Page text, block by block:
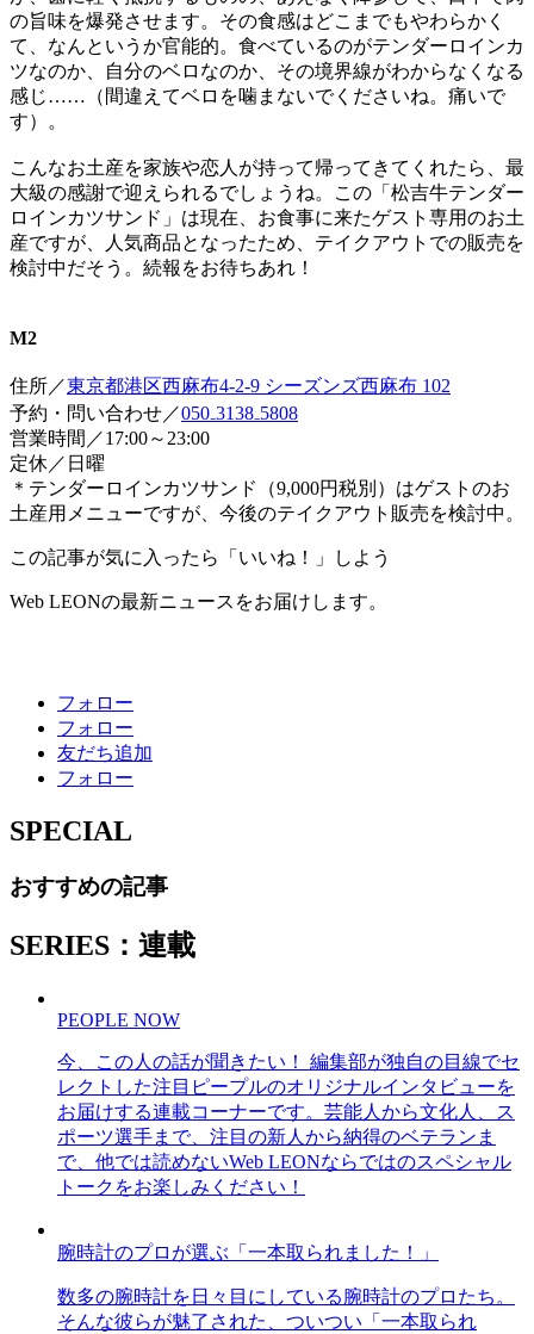
の旨味を爆発させます。その食感はどこまでもやわらかく
て、なんというか官能的。食べているのがテンダーロインカ
ツなのか、自分のベロなのか、その境界線がわからなくなる
感じ……（間違えてベロを噛まないでくださいね。痛いで
す）。
こんなお土産を家族や恋人が持って帰ってきてくれたら、最
大級の感謝で迎えられるでしょうね。この「松吉牛テンダー
ロインカツサンド」は現在、お食事に来たゲスト専用のお土
産ですが、人気商品となったため、テイクアウトでの販売を
検討中だそう。続報をお待ちあれ！
M2
住所／東京都港区西麻布4-2-9 シーズンズ西麻布 102
予約・問い合わせ／050₋3138₋5808
営業時間／17:00～23:00
定休／日曜
＊テンダーロインカツサンド（9,000円税別）はゲストのお
土産用メニューですが、今後のテイクアウト販売を検討中。
この記事が気に入ったら「いいね！」しよう
Web LEONの最新ニュースをお届けします。
フォロー
フォロー
友だち追加
フォロー
SPECIAL
おすすめの記事
SERIES：連載
PEOPLE NOW
今、この人の話が聞きたい！ 編集部が独自の目線でセ
レクトした注目ピープルのオリジナルインタビューを
お届けする連載コーナーです。芸能人から文化人、ス
ポーツ選手まで、注目の新人から納得のベテランま
で、他では読めないWeb LEONならではのスペシャル
トークをお楽しみください！
腕時計のプロが選ぶ「一本取られました！」
数多の腕時計を日々目にしている腕時計のプロたち。
そんな彼らが魅了された、ついつい「一本取られ